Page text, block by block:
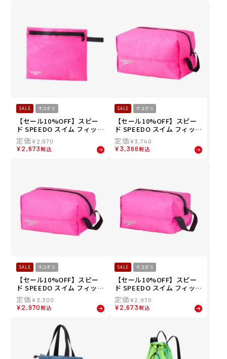
SALE ネコポス
【セール10%OFF】スピー
ド SPEEDO スイム フィット
ネス 競泳 鞄 バッグ ポーチ
ウォーター プルーフ フラッ
ト ポーチ Water Proof Flat
¥ 2,970
¥2,673税込
SALE ネコポス
【セール10%OFF】スピー
ド SPEEDO スイム フィット
ネス 競泳 鞄 バッグ ポーチ
ウォーター プルーフ エル W
ater Proof L SE22512-OP
¥3,740
¥3,366税込
SALE ネコポス
【セール10%OFF】スピー
ド SPEEDO スイム フィット
ネス 競泳 鞄 バッグ ポーチ
ウォーター プルーフ エム W
ater Proof M SE22511-OP
¥ 3,300
¥2,970税込
SALE ネコポス
【セール10%OFF】スピー
ド SPEEDO スイム フィット
ネス 競泳 鞄 バッグ ポーチ
ウォーター プルーフ エス W
ater Proof S SE22510-OP
¥2,970
¥2,673税込